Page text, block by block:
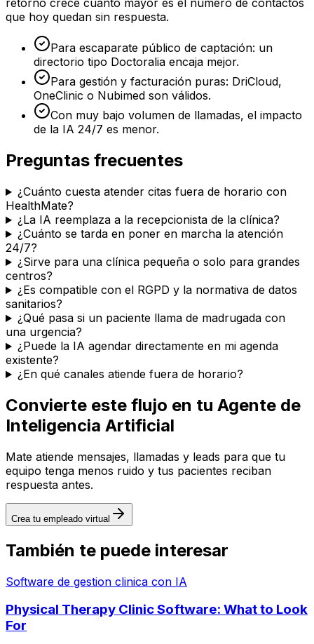
retorno crece cuanto mayor es el número de contactos
que hoy quedan sin respuesta.
Para escaparate público de captación: un
directorio tipo Doctoralia encaja mejor.
Para gestión y facturación puras: DriCloud,
OneClinic o Nubimed son válidos.
Con muy bajo volumen de llamadas, el impacto
de la IA 24/7 es menor.
Preguntas frecuentes
¿Cuánto cuesta atender citas fuera de horario con
HealthMate?
¿La IA reemplaza a la recepcionista de la clínica?
¿Cuánto se tarda en poner en marcha la atención
24/7?
¿Sirve para una clínica pequeña o solo para grandes
centros?
¿Es compatible con el RGPD y la normativa de datos
sanitarios?
¿Qué pasa si un paciente llama de madrugada con
una urgencia?
¿Puede la IA agendar directamente en mi agenda
existente?
¿En qué canales atiende fuera de horario?
Convierte este flujo en tu Agente de
Inteligencia Artificial
Mate atiende mensajes, llamadas y leads para que tu
equipo tenga menos ruido y tus pacientes reciban
respuesta antes.
Crea tu empleado virtual
También te puede interesar
Software de gestion clinica con IA
Physical Therapy Clinic Software: What to Look
For